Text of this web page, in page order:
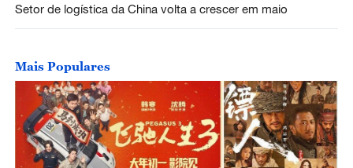
Setor de logística da China volta a crescer em maio
Mais Populares